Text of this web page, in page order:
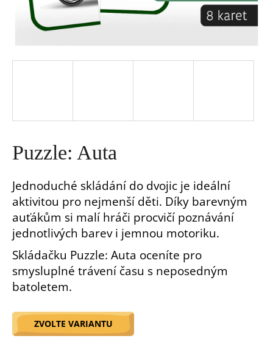
Puzzle: Auta
Jednoduché skládání do dvojic je ideální
aktivitou pro nejmenší děti. Díky barevným
auťákům si malí hráči procvičí poznávání
jednotlivých barev i jemnou motoriku.
Skládačku Puzzle: Auta oceníte pro
smysluplné trávení času s neposedným
batoletem.
ZVOLTE VARIANTU
t
HLEDAT
D
o
p
o
r
u
č
u